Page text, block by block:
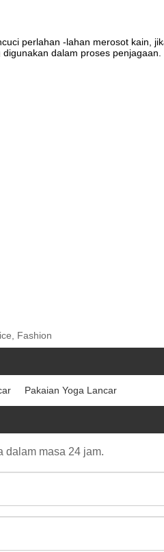
perlahan -lahan merosot kain,
dalam proses penjagaan.
Fashion
Pakaian Yoga Lancar
dalam masa 24 jam.